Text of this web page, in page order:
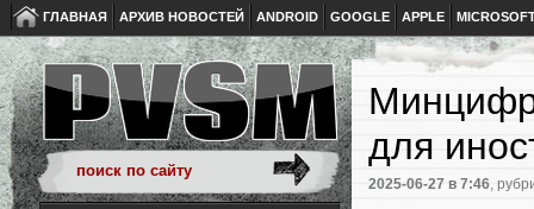
ГЛАВНАЯ АРХИВ НОВОСТЕЙ ANDROID GOOGLE APPLE
для
2025-06-27 в 7:46,